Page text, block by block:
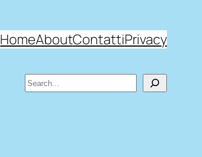
HomeAboutContattiPrivacy
Search